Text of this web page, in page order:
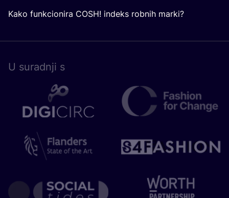
Kako funkcionira COSH! indeks robnih marki?
U surad­nji s